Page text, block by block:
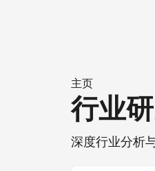
主页
行业
深度行业分析